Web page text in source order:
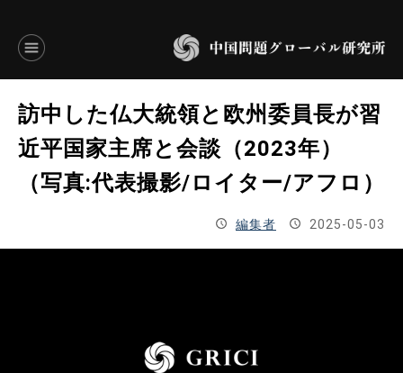
言語別アーカイブ
ENGLISH
JAPANESE
訪中した仏大統領と欧州委員長が習
近平国家主席と会談（2023年）
（写真:代表撮影/ロイター/アフロ）
編集者 2025-05-03